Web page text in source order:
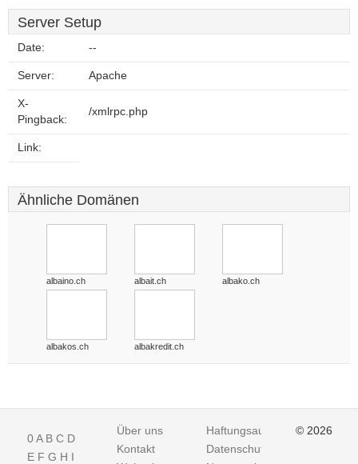
Server Setup
Date: --
Server: Apache
X-
Pingback:
/xmlrpc.php
Link:
Ähnliche Domänen
albaino.ch albait.ch albako.ch
albakos.ch albakredit.ch
0A B C D
E F G H I
Über uns
Kontakt
Haftungsausschluss
Datenschutz
© 2026